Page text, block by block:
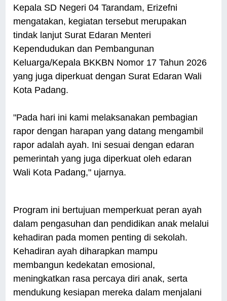
Kepala SD Negeri 04 Tarandam, Erizefni
mengatakan, kegiatan tersebut merupakan
tindak lanjut Surat Edaran Menteri
Kependudukan dan Pembangunan
Keluarga/Kepala BKKBN Nomor 17 Tahun 2026
yang juga diperkuat dengan Surat Edaran Wali
Kota Padang.
"Pada hari ini kami melaksanakan pembagian
rapor dengan harapan yang datang mengambil
rapor adalah ayah. Ini sesuai dengan edaran
pemerintah yang juga diperkuat oleh edaran
Wali Kota Padang," ujarnya.
Program ini bertujuan memperkuat peran ayah
dalam pengasuhan dan pendidikan anak melalui
kehadiran pada momen penting di sekolah.
Kehadiran ayah diharapkan mampu
membangun kedekatan emosional,
meningkatkan rasa percaya diri anak, serta
mendukung kesiapan mereka dalam menjalani